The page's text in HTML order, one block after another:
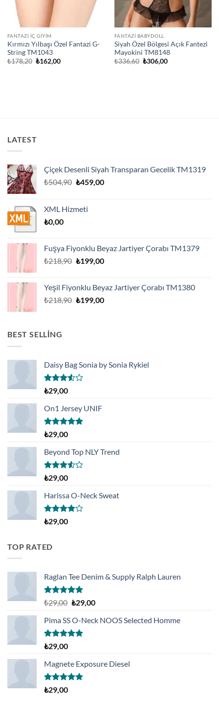
FANTAZI İÇ GIYIM
Kırmızı Yılbaşı Özel Fantazi G-
String TM1043
₺178,20 Orijinal
₺162,00Şu
FANTAZI BABYDOLL
Siyah Özel Bölgesi Açık Fantezi
Mayokini TM8148
₺336,60 Orijinal
₺306,00Şu
LATEST
Çiçek Desenli Siyah Transparan Gecelik TM1319
₺504,90 Orijinal
₺459,00Şu
XML Hizmeti
₺0,00
Fuşya Fiyonklu Beyaz Jartiyer Çorabı TM1379
₺218,90 Orijinal
₺199,00Şu
₺199,00.
Yeşil Fiyonklu Beyaz Jartiyer Çorabı TM1380
₺218,90 Orijinal
₺199,00Şu
BEST SELLING
Daisy Bag Sonia by Sonia Rykiel
5
üzerinden
3.50oy
aldı
₺29,00
On1 Jersey UNIF
5 üzerinden
5.00oy
aldı
₺29,00
Beyond Top NLY Trend
5
üzerinden
3.50oy
aldı
₺29,00
Harissa O-Neck Sweat
5
üzerinden
aldı
₺29,00
TOP RATED
Raglan Tee Denim & Supply Ralph Lauren
5 üzerinden
oy
aldı
₺29,00 Orijinal
₺29,00.
₺29,00Şu
fiyat:
Pima SS O-Neck NOOS Selected Homme
5 üzerinden
5.00oy
aldı
₺29,00
Magnete Exposure Diesel
5 üzerinden
5.00oy
₺29,00